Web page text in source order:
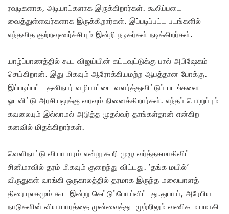
ரவுடிகளாக, அடியாட்களாக இருக்கிறார்கள். கூலிப்படை
வைத்துள்ளவர்களாக இருக்கிறார்கள். இப்படிப்பட்ட படங்களில்
எந்தவித குற்றவுணர்ச்சியும் இன்றி நடிகர்கள் நடிக்கிறர்கள்.
யாழ்ப்பாணத்தில் கூட விஜய்யின் கட்டவுட்டுக்கு பால் அபிஷேகம்
செய்கிறான். இது மிகவும் ஆரோக்கியமற்ற ஆபத்தான போக்கு.
இப்படிப்பட்ட தனிநபர் வழிபாட்டை வளர்த்துவிட்டுப் படங்களை
ஓடவிட்டு அரசியலுக்கு வரவும் நினைக்கிறார்கள். எந்தப் பொறுப்பும்
கவலையும் இல்லாமல் அடுத்த முதல்வர் தாங்கள்தான் என்கிற
கனவில் மிதக்கிறார்கள்.
வெளிநாட்டு வியாபாரம் என்று கூறி முழு வர்த்தகமாகிவிட்ட
சினிமாவில் தரம் மிகவும் குறைந்து விட்டது. ‘தங்க மயில்’
விருதுகள் வாங்கி ஒருகாலத்தில் தரமாக இருந்த மலையாளத்
திரையுலகமும் கூட இன்று கெட்டுப்போய்விட்டது.துபாய், அரேபிய
நாடுகளின் வியாபாரத்தை முன்வைத்து முற்றிலும் வணிக மயமாகி